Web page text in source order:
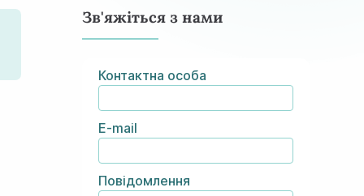
Зв'яжіться з нами
Контактна особа
E-mail
Повідомлення